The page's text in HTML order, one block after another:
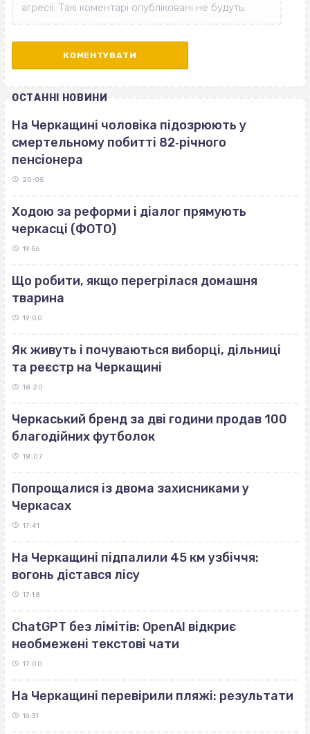
ОСТАННІ НОВИНИ
На Черкащині чоловіка підозрюють у
смертельному побитті 82‐річного
пенсіонера
20:05
Ходою за реформи і діалог прямують
черкасці (ФОТО)
19:56
Що робити, якщо перегрілася домашня
тварина
19:00
Як живуть і почуваються виборці, дільниці
та реєстр на Черкащині
18:20
Черкаський бренд за дві години продав 100
благодійних футболок
18:07
Попрощалися із двома захисниками у
Черкасах
17:41
На Черкащині підпалили 45 км узбіччя:
вогонь дістався лісу
17:18
ChatGPT без лімітів: OpenAI відкриє
необмежені текстові чати
17:00
На Черкащині перевірили пляжі: результати
16:31